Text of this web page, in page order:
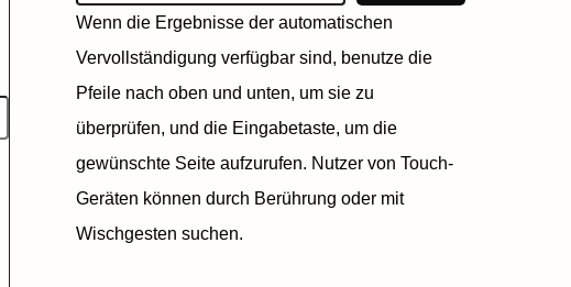
Wenn die Ergebnisse der automatischen
Vervollständigung verfügbar sind, benutze die
Pfeile nach oben und unten, um sie zu
überprüfen, und die Eingabetaste, um die
gewünschte Seite aufzurufen. Nutzer von Touch-
Geräten können durch Berührung oder mit
Wischgesten suchen.